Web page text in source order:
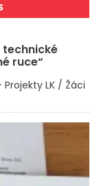
technické
ruce“
LK / Žáci